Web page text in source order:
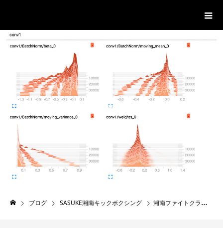
BLOG
主に学んだことの備忘録を書いています。
ブログ SASUKE湘南キックボクシング 湘南ファイトクラブに行ってきました。